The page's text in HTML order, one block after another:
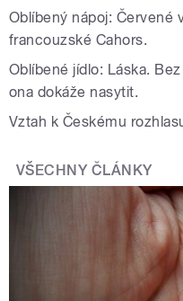
Oblíbený nápoj: Červené
francouzské Cahors.
Oblíbené jídlo: Láska.
ona dokáže nasytit.
Vztah k Českému
VŠECHNY ČLÁNKY